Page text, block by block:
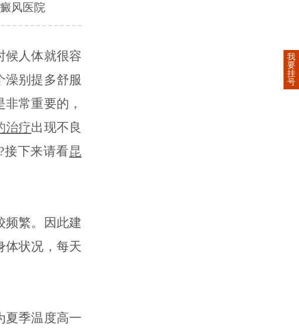
风医院
人体就很容
澡别提多舒服
常重要的，
治疗出现不良
接下来请看昆
繁。因此建
体状况，每天
季温度高一
我
要
挂
号